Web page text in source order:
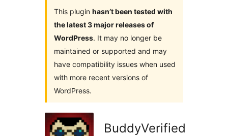
This plugin hasn’t been tested with
the latest 3 major releases of
WordPress. It may no longer be
maintained or supported and may
have compatibility issues when used
with more recent versions of
WordPress.
BuddyVerified